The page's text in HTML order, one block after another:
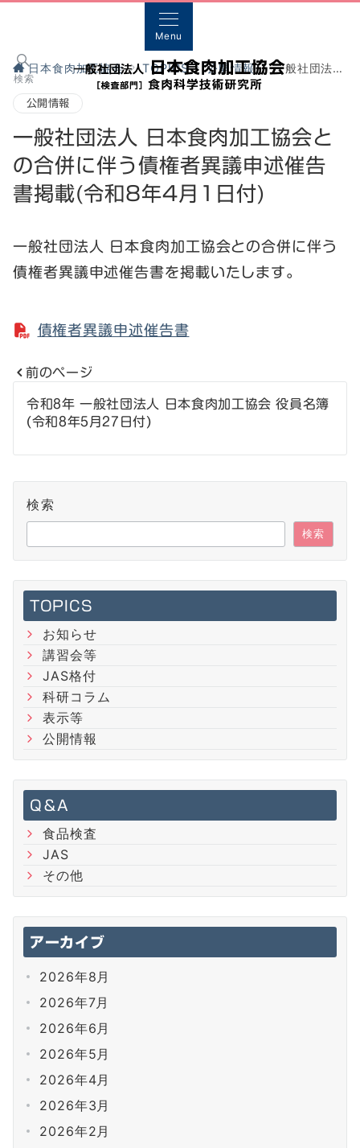
Menu
検索
日本食肉加工協会 TOPICS 公開情報 一般社団法人 日本食肉加工協会との合併に伴う債権者異議申述催告書掲載(令和8年4月1日付)
公開情報
一般社団法人 日本食肉加工協会と
の合併に伴う債権者異議申述催告
書掲載(令和8年4月1日付)
一般社団法人 日本食肉加工協会との合併に伴う
債権者異議申述催告書を掲載いたします。
債権者異議申述催告書
投
稿
ナ
ビ
ゲ
ー
シ
ン
前のページ
令和8年 一般社団法人 日本食肉加工協会 役員名簿
(令和8年5月27日付)
検索
検索
TOPICS
お知らせ
講習会等
JAS格付
科研コラム
表示等
公開情報
Q＆A
食品検査
JAS
その他
アーカイブ
2026年8月
2026年7月
2026年6月
2026年5月
2026年4月
2026年3月
2026年2月